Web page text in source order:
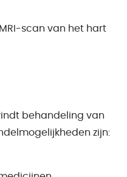
scan van het hart
behandeling van
zijn: